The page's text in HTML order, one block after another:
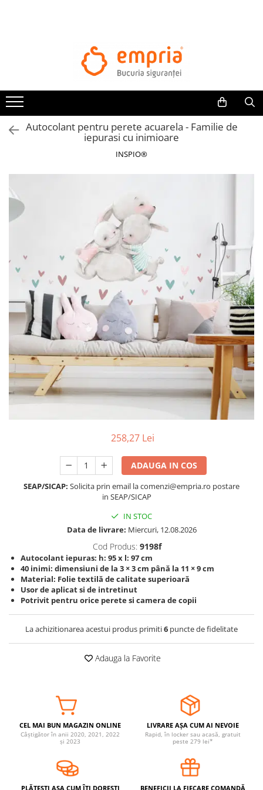
Bariere protectie pentru pat
Protectii mobilier
Banda protectie mobila copii
Sigurante geamuri si usi glisante
Kituri de siguranta pentru copii si
bebelusi
Protectii casa
Protectii utile
Poarta siguranta copii
Deflectoare pentru aer conditionat
Protectii exterior
Casti antifonice pentru copii si
bebelusi
Echipament protectie bicicleta si
ski
Accesorii auto copii
Ochelari de soare
Carucioare si scaune auto
Tarcuri copii / bebelusi
Scaune masa
Ingrijire bebe si mama
Igiena si ingrijire bebelusi
Perne si saltele bebelusi
Baia bebelusului
Jucarii copii si jocuri educative
Jocuri educative
Jucarii bebelusi
Autocolant pentru perete acuarela - Familie de
iepurasi cu inimioare
INSPIO®
258,27 Lei
ADAUGA IN COS
SEAP/SICAP: Solicita prin email la comenzi@empria.ro postare
in SEAP/SICAP
IN STOC
Data de livrare: Miercuri, 12.08.2026
Cod Produs: 9198f
Autocolant iepuras: h: 95 x l: 97 cm
40 inimi: dimensiuni de la 3 × 3 cm până la 11 × 9 cm
Material: Folie textilă de calitate superioară
Usor de aplicat si de intretinut
Potrivit pentru orice perete si camera de copii
La achizitionarea acestui produs primiti6 puncte de fidelitate
Adauga la Favorite
CEL MAI BUN MAGAZIN ONLINE
Câștigător în anii 2020, 2021, 2022
și 2023
LIVRARE AȘA CUM AI NEVOIE
Rapid, în locker sau acasă, gratuit
peste 279 lei*
PLĂTEȘTI AȘA CUM ÎȚI DOREȘTI BENEFICII LA FIECARE COMANDĂ